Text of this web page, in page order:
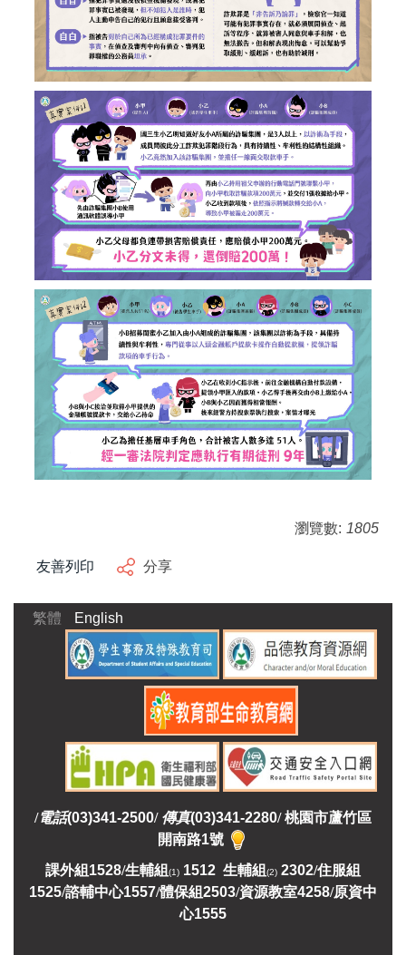
瀏覽數: 1805
友善列印 分享
繁體 English
/電話(03)341-2500/ 傳真(03)341-2280/ 桃園市蘆竹區
開南路1號
課外組 1528/生輔組 (1) 1512 生輔組 (2) 2302/住服組
1525/諮輔中心1557/體保組2503/資源教室4258/原資中
心1555